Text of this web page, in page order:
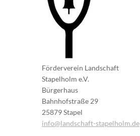
Förderverein Landschaft
Stapelholm e.V.
Bürgerhaus
Bahnhofstraße 29
25879 Stapel
info@landschaft-stapelholm.de